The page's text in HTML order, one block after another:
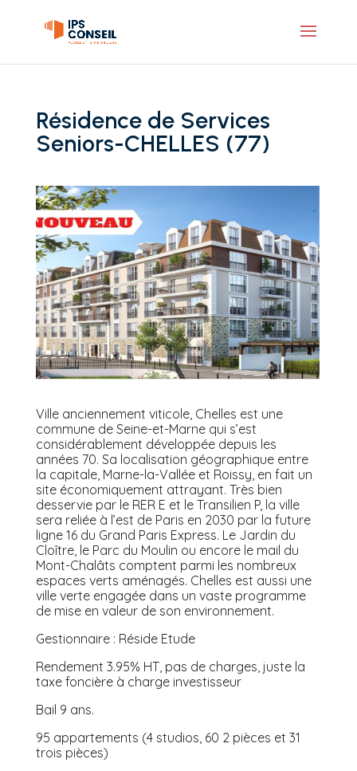
Résidence de Services
Seniors-CHELLES (77)
Ville anciennement viticole, Chelles est une
commune de Seine-et-Marne qui s’est
considérablement développée depuis les
années 70. Sa localisation géographique entre
la capitale, Marne-la-Vallée et Roissy, en fait un
site économiquement attrayant. Très bien
desservie par le RER E et le Transilien P, la ville
sera reliée à l’est de Paris en 2030 par la future
ligne 16 du Grand Paris Express. Le Jardin du
Cloître, le Parc du Moulin ou encore le mail du
Mont-Chalâts comptent parmi les nombreux
espaces verts aménagés. Chelles est aussi une
ville verte engagée dans un vaste programme
de mise en valeur de son environnement.
Gestionnaire : Réside Etude
Rendement 3.95% HT, pas de charges, juste la
taxe foncière à charge investisseur
Bail 9 ans.
95 appartements (4 studios, 60 2 pièces et 31
trois pièces)